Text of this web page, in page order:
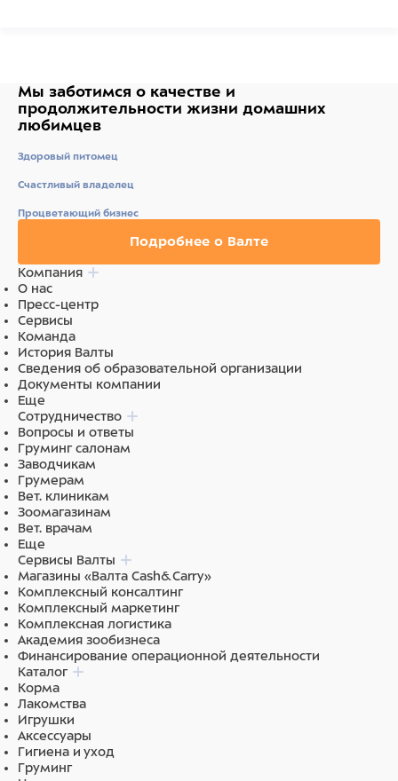
Мы заботимся о качестве и
продолжительности жизни домашних
любимцев
Здоровый питомец
Счастливый владелец
Процветающий бизнес
Подробнее о Валте
Компания
О нас
Пресс-центр
Сервисы
Команда
История Валты
Сведения об образовательной организации
Документы компании
Еще
Сотрудничество
Вопросы и ответы
Груминг салонам
Заводчикам
Грумерам
Вет. клиникам
Зоомагазинам
Вет. врачам
Еще
Сервисы Валты
Магазины «Валта Cash&Carry»
Комплексный консалтинг
Комплексный маркетинг
Комплексная логистика
Академия зообизнеса
Финансирование операционной деятельности
Каталог
Корма
Лакомства
Игрушки
Аксессуары
Гигиена и уход
Груминг